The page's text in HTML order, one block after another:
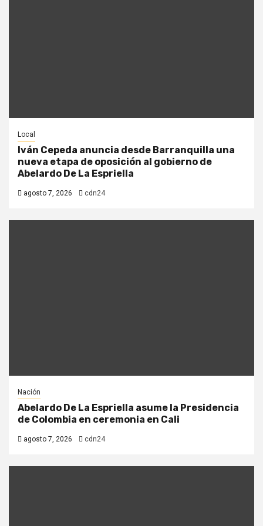
Local
Iván Cepeda anuncia desde Barranquilla una
nueva etapa de oposición al gobierno de
Abelardo De La Espriella
agosto 7, 2026 cdn24
Nación
Abelardo De La Espriella asume la Presidencia
de Colombia en ceremonia en Cali
agosto 7, 2026 cdn24